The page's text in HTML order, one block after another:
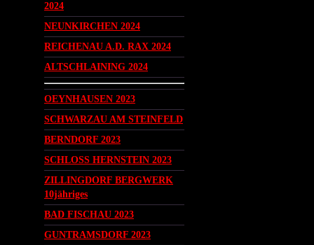
2024
NEUNKIRCHEN 2024
REICHENAU A.D. RAX 2024
ALTSCHLAINING 2024
OEYNHAUSEN 2023
SCHWARZAU AM STEINFELD
BERNDORF 2023
SCHLOSS HERNSTEIN 2023
ZILLINGDORF BERGWERK
10jähriges
BAD FISCHAU 2023
GUNTRAMSDORF 2023